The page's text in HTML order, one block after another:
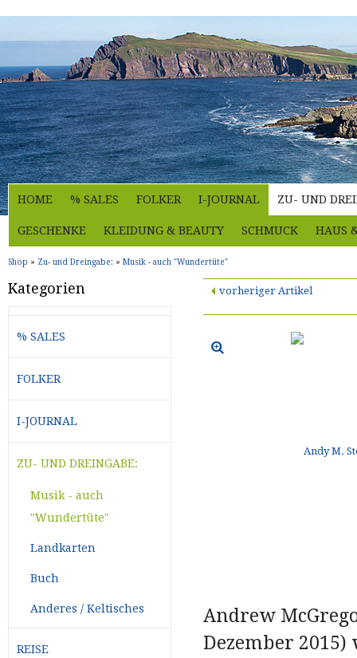
HOME % SALES FOLKER I-JOURNAL ZU- UND
GESCHENKE KLEIDUNG & BEAUTY SCHMUCK HAUS
Shop » Zu- und Dreingabe: » Musik - auch "Wundertüte"
vorheriger Artikel
Andrew
Dezember
Kategorien
% SALES
FOLKER
I-JOURNAL
ZU- UND DREINGABE:
Musik - auch
"Wundertüte"
Landkarten
Buch
Anderes / Keltisches
REISE